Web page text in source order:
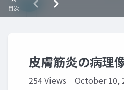
皮膚筋炎の病理
254 Views October 10,